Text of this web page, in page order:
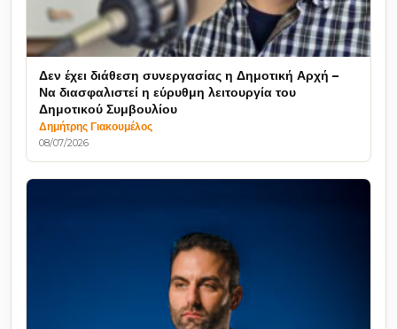
Δεν έχει διάθεση συνεργασίας η Δημοτική Αρχή –
Να διασφαλιστεί η εύρυθμη λειτουργία του
Δημοτικού Συμβουλίου
Δημήτρης Γιακουμέλος
08/07/2026